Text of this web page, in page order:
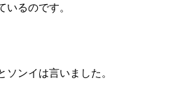
るのです。
ンイは言いました。